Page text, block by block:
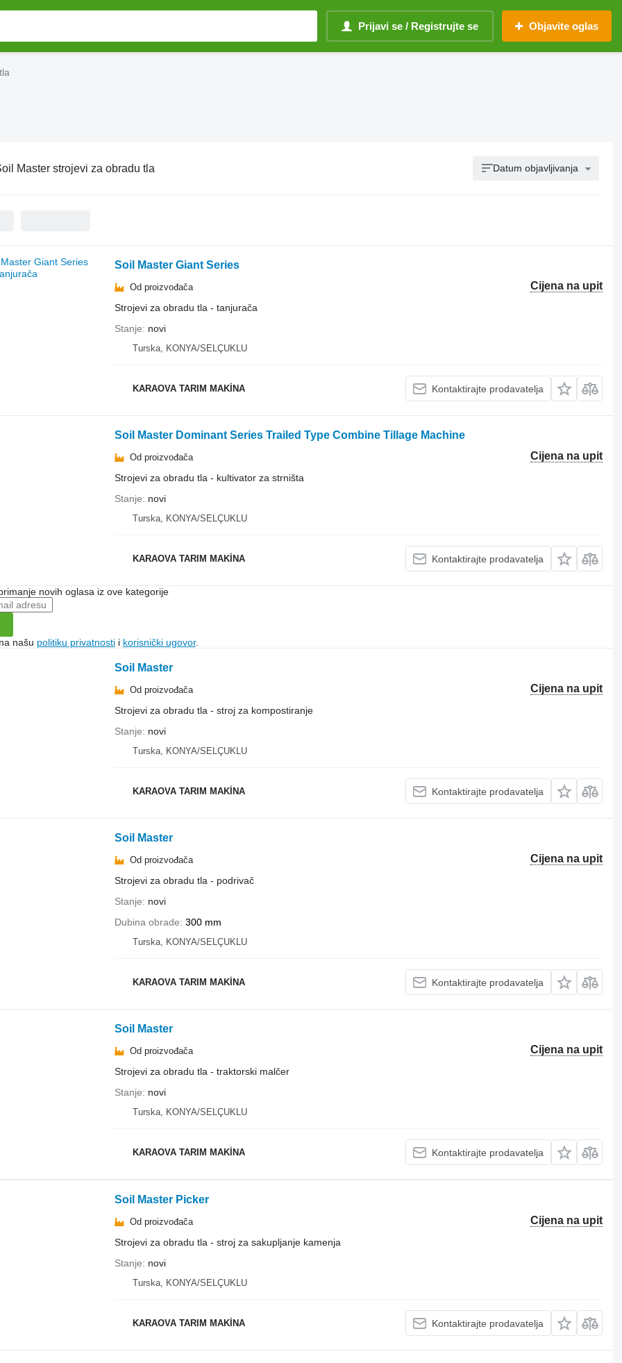
Prijavi se / Registrujte se Objavite oglas
Master strojevi za obradu tla Datum objavljivanja
Soil Master Giant Series
Cijena na upit
Od proizvođača
Strojevi za obradu tla - tanjurača
Stanje
novi
Turska, KONYA/SELÇUKLU
KARAOVA TARIM MAKİNA Kontaktirajte prodavatelja
Soil Master Dominant Series Trailed Type Combine Tillage Machine
Cijena na upit
Od proizvođača
Strojevi za obradu tla - kultivator za strništa
Stanje
novi
Turska, KONYA/SELÇUKLU
KARAOVA TARIM MAKİNA Kontaktirajte prodavatelja
novih oglasa iz ove kategorije
našu politiku privatnostii korisnički ugovor.
Soil Master
Cijena na upit
Od proizvođača
Strojevi za obradu tla - stroj za kompostiranje
Stanje
novi
Turska, KONYA/SELÇUKLU
KARAOVA TARIM MAKİNA Kontaktirajte prodavatelja
Soil Master
Cijena na upit
Od proizvođača
Strojevi za obradu tla - podrivač
Stanje
novi
Dubina obrade 300 mm
Turska, KONYA/SELÇUKLU
KARAOVA TARIM MAKİNA Kontaktirajte prodavatelja
Soil Master
Cijena na upit
Od proizvođača
Strojevi za obradu tla - traktorski malčer
Stanje
novi
Turska, KONYA/SELÇUKLU
KARAOVA TARIM MAKİNA Kontaktirajte prodavatelja
Soil Master Picker
Cijena na upit
Od proizvođača
Strojevi za obradu tla - stroj za sakupljanje kamenja
Stanje
novi
Turska, KONYA/SELÇUKLU
KARAOVA TARIM MAKİNA Kontaktirajte prodavatelja